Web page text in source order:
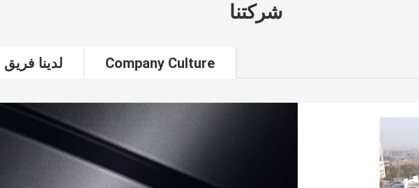
شركتنا
لدينا فريق Company Culture